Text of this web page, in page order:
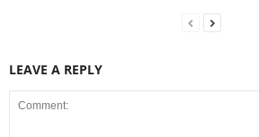
LEAVE A REPLY